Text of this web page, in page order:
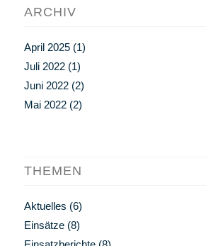
ARCHIV
April 2025(1)
Juli 2022(1)
Juni 2022(2)
Mai 2022(2)
THEMEN
Aktuelles (6)
Einsätze(8)